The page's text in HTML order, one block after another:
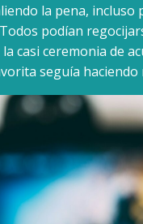
la pena,
podían
casi ceremonia de
seguía haciendo